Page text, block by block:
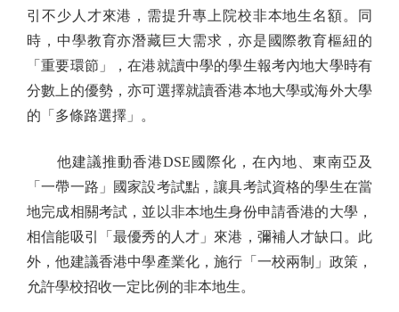
引不少人才來港，需提升專上院校非本地生名額。同
時，中學教育亦潛藏巨大需求，亦是國際教育樞紐的
「重要環節」，在港就讀中學的學生報考內地大學時有
分數上的優勢，亦可選擇就讀香港本地大學或海外大學
的「多條路選擇」。
他建議推動香港DSE國際化，在內地、東南亞及
「一帶一路」國家設考試點，讓具考試資格的學生在當
地完成相關考試，並以非本地生身份申請香港的大學，
相信能吸引「最優秀的人才」來港，彌補人才缺口。此
外，他建議香港中學產業化，施行「一校兩制」政策，
允許學校招收一定比例的非本地生。